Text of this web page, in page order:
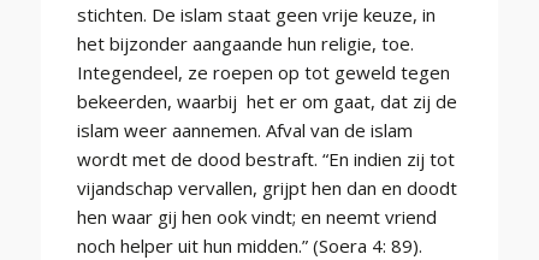
stichten. De islam staat geen vrije keuze, in
het bijzonder aangaande hun religie, toe.
Integendeel, ze roepen op tot geweld tegen
bekeerden, waarbij het er om gaat, dat zij de
islam weer aannemen. Afval van de islam
wordt met de dood bestraft. “En indien zij tot
vijandschap vervallen, grijpt hen dan en doodt
hen waar gij hen ook vindt; en neemt vriend
noch helper uit hun midden.” (Soera 4: 89).